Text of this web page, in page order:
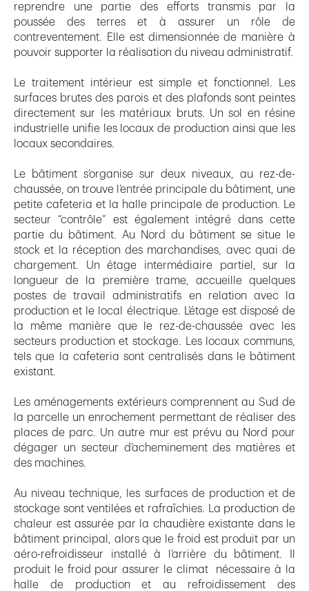
reprendre une partie des efforts transmis par la
poussée des terres et à assurer un rôle de
contreventement. Elle est dimensionnée de manière à
pouvoir supporter la réalisation du niveau administratif.
Le traitement intérieur est simple et fonctionnel. Les
surfaces brutes des parois et des plafonds sont peintes
directement sur les matériaux bruts. Un sol en résine
industrielle unifie les locaux de production ainsi que les
locaux secondaires.
Le bâtiment s’organise sur deux niveaux, au rez-de-
chaussée, on trouve l’entrée principale du bâtiment, une
petite cafeteria et la halle principale de production. Le
secteur “contrôle” est également intégré dans cette
partie du bâtiment. Au Nord du bâtiment se situe le
stock et la réception des marchandises, avec quai de
chargement. Un étage intermédiaire partiel, sur la
longueur de la première trame, accueille quelques
postes de travail administratifs en relation avec la
production et le local électrique. L’étage est disposé de
la même manière que le rez-de-chaussée avec les
secteurs production et stockage. Les locaux communs,
tels que la cafeteria sont centralisés dans le bâtiment
existant.
Les aménagements extérieurs comprennent au Sud de
la parcelle un enrochement permettant de réaliser des
places de parc. Un autre mur est prévu au Nord pour
dégager un secteur d’acheminement des matières et
des machines.
Au niveau technique, les surfaces de production et de
stockage sont ventilées et rafraîchies. La production de
chaleur est assurée par la chaudière existante dans le
bâtiment principal, alors que le froid est produit par un
aéro-refroidisseur installé à l’arrière du bâtiment. Il
produit le froid pour assurer le climat nécessaire à la
halle de production et au refroidissement des